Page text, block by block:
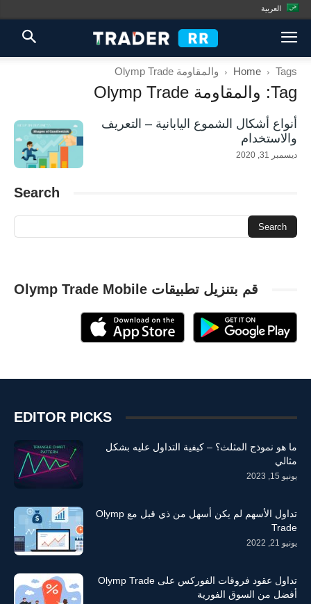
العربية
Home Tags والمقاومة Olymp Trade
Tag: والمقاومة Olymp Trade
أنواع أشكال الشموع اليابانية – التعريف
والاستخدام
ديسمبر 31, 2020
Search
قم بتنزيل تطبيقات Olymp Trade Mobile
EDITOR PICKS
ما هو نموذج المثلث؟ – كيفية التداول عليه بشكل
مثالي
يونيو 15, 2023
تداول الأسهم لم يكن أسهل من ذي قبل مع Olymp
Trade
يونيو 21, 2022
تداول عقود فروقات الفوركس على Olymp Trade
أفضل من السوق الفورية